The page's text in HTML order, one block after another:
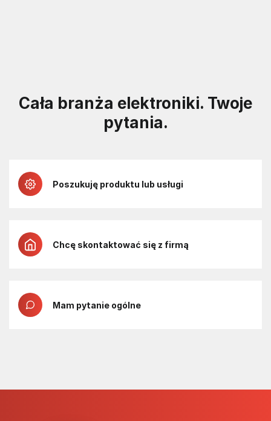
Cała branża elektroniki. Twoje
pytania.
Poszukuję produktu lub usługi
Chcę skontaktować się z firmą
Mam pytanie ogólne